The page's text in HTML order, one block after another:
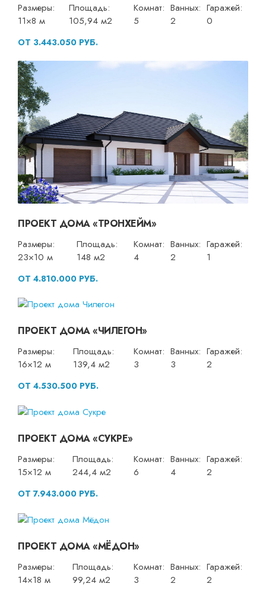
Размеры:
11×8 м
Площадь:
105,94 м2
Комнат:
5
Ванных:
2
Гаражей:
0
ОТ 3.443.050 РУБ.
ПРОЕКТ ДОМА «ТРОНХЕЙМ»
Размеры:
23×10 м
Площадь:
148 м2
Комнат:
4
Ванных:
2
Гаражей:
1
ОТ 4.810.000 РУБ.
ПРОЕКТ ДОМА «ЧИЛЕГОН»
Размеры:
16×12 м
Площадь:
139,4 м2
Комнат:
3
Ванных:
3
Гаражей:
2
ОТ 4.530.500 РУБ.
ПРОЕКТ ДОМА «СУКРЕ»
Размеры:
15×12 м
Площадь:
244,4 м2
Комнат:
6
Ванных:
4
Гаражей:
2
ОТ 7.943.000 РУБ.
ПРОЕКТ ДОМА «МЁДОН»
Размеры:
14×18 м
Площадь:
99,24 м2
Комнат:
3
Ванных:
2
Гаражей:
2